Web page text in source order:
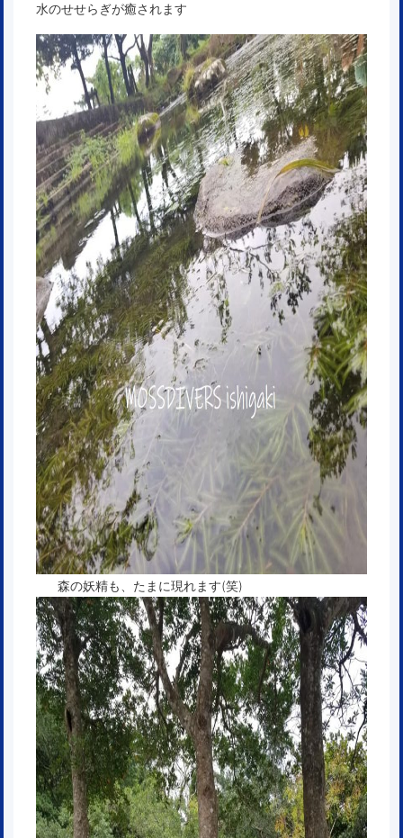
水のせせらぎが癒されます
森の妖精も、たまに現れます(笑)